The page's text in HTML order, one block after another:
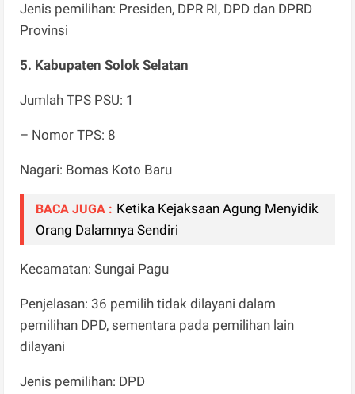
Jenis pemilihan: Presiden, DPR RI, DPD dan DPRD
Provinsi
5. Kabupaten Solok Selatan
Jumlah TPS PSU: 1
– Nomor TPS: 8
Nagari: Bomas Koto Baru
BACA JUGA : Ketika Kejaksaan Agung Menyidik
Orang Dalamnya Sendiri
Kecamatan: Sungai Pagu
Penjelasan: 36 pemilih tidak dilayani dalam
pemilihan DPD, sementara pada pemilihan lain
dilayani
Jenis pemilihan: DPD